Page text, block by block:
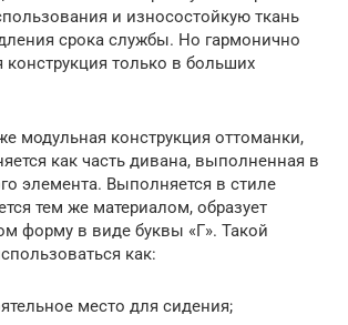
и износостойкую ткань
срока службы. Но гармонично
конструкция только в больших
модульная конструкция оттоманки,
как часть дивана, выполненная в
элемента. Выполняется в стиле
тем же материалом, образует
форму в виде буквы «Г». Такой
как:
место для сидения;